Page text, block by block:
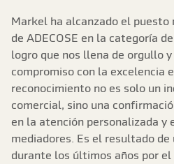
Markel ha alcanzado el puesto
de ADECOSE en la categoría de
logro que nos llena de orgullo
compromiso con la excelencia
reconocimiento no es solo un
comercial, sino una
en la atención personalizada y
mediadores. Es el resultado
durante los últimos años por el